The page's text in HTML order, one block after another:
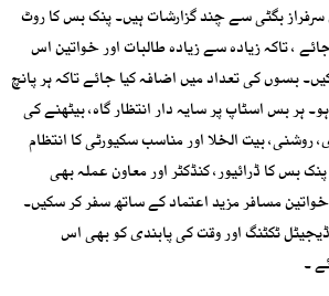
بگٹی سے چند گزارشات ہیں۔ پنک بس کا روٹ
، تاکہ زیادہ سے زیادہ طالبات اور خواتین اس
بسوں کی تعداد میں اضافہ کیا جائے تاکہ ہر پانچ
ہر بس اسٹاپ پر سایہ دار انتظار گاہ، بیٹھنے کی
بیت الخلا اور مناسب سکیورٹی کا انتظام
بس کا ڈرائیور، کنڈکٹر اور معاون عملہ بھی
مسافر مزید اعتماد کے ساتھ سفر کر سکیں۔
ٹکٹنگ اور وقت کی پابندی کو بھی اس
۔